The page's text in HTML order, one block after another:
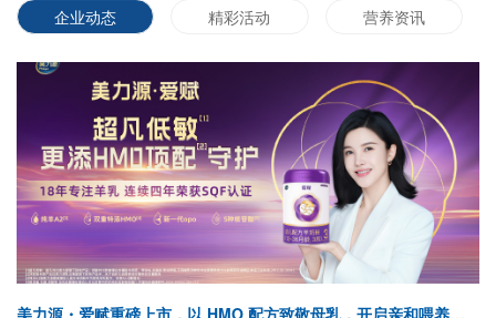
企业动态
精彩活动 营养资讯
美力源・爱赋重磅上市，以 HMO 配方致敬母乳，开启亲和喂养新纪元